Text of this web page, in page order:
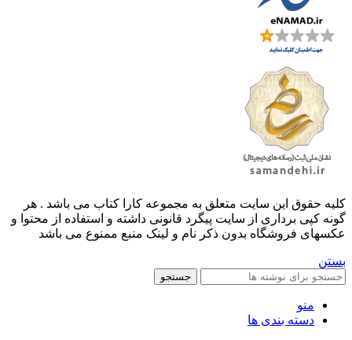
کليه حقوق اين سايت متعلق به مجموعه کارا کتاب می باشد . هر
گونه کپی برداری از سایت پیگرد قانونی داشته و استفاده از محتوا و
عکسهای فروشگاه بدون ذکر نام و لینک منبع ممنوع می باشد
بستن
جستجو
منو
دسته بندی ها